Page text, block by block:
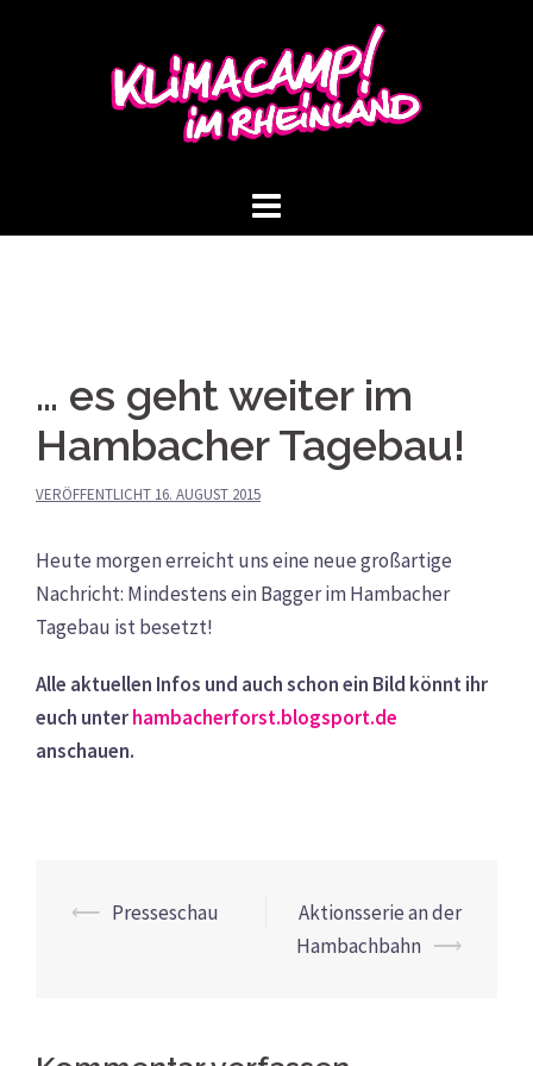
… es geht weiter im
Hambacher Tagebau!
VERÖFFENTLICHT 16. AUGUST 2015
Heute morgen erreicht uns eine neue großartige
Nachricht: Mindestens ein Bagger im Hambacher
Tagebau ist besetzt!
Alle aktuellen Infos und auch schon ein Bild könnt ihr
euch unterhambacherforst.blogsport.de
anschauen.
Beitrags-
⟵ Presseschau
Aktionsserie an der
Hambachbahn ⟶